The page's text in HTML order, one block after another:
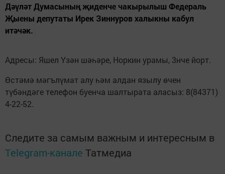
Дәүләт Думасының җиденче чакырылыш Федераль
Җыены депутаты Ирек Зиннуров халыкны кабул
итәчәк.
Адресы: Яшел Үзән шәһәре, Норкин урамы, 3нче йорт.
Өстәмә мәгълүмат алу һәм алдан язылу өчен
түбәндәге телефон буенча шалтырата аласыз: 8(84371)
4-22-52.
Следите за самым важным и интересным в
Telegram-канале Татмедиа